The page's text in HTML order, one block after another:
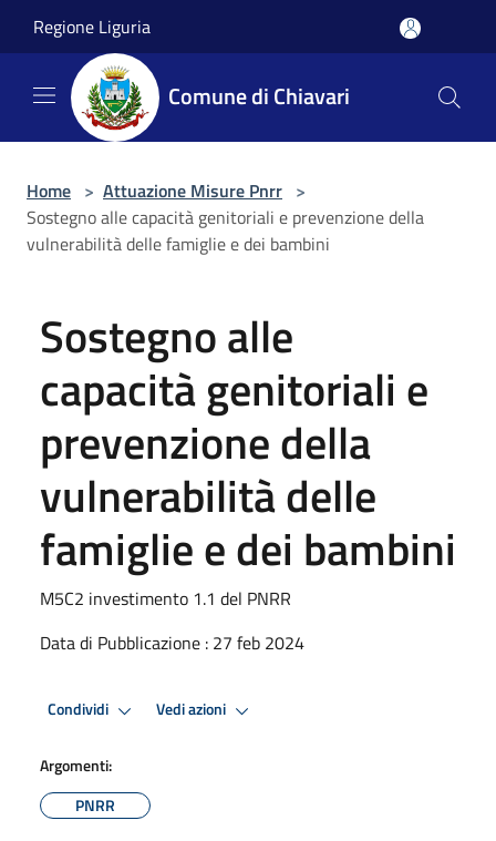
Regione Liguria
Comune di Chiavari
Home > Attuazione Misure Pnrr >
Sostegno alle capacità genitoriali e prevenzione della
vulnerabilità delle famiglie e dei bambini
Sostegno alle
capacità genitoriali e
prevenzione della
vulnerabilità delle
famiglie e dei bambini
M5C2 investimento 1.1 del PNRR
Data di Pubblicazione : 27 feb 2024
Condividi Vedi azioni
Argomenti:
PNRR